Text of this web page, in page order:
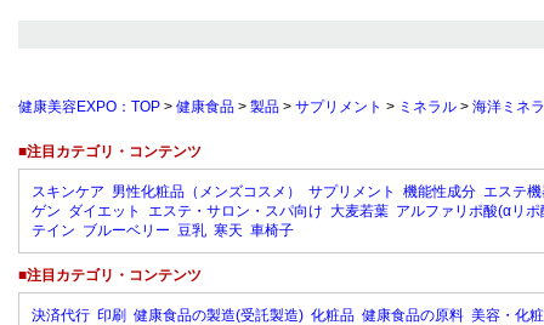
健康美容EXPO：TOP > 健康食品 > 製品 > サプリメント > ミネラル > 海洋ミネ
■注目カテゴリ・コンテンツ
スキンケア 男性化粧品（メンズコスメ） サプリメント 機能性成分 エステ
ゲン ダイエット エステ・サロン・スパ向け 大麦若葉 アルファリポ酸(αリポ
テイン ブルーベリー 豆乳 寒天 車椅子
■注目カテゴリ・コンテンツ
決済代行 印刷 健康食品の製造(受託製造) 化粧品 健康食品の原料 美容・化